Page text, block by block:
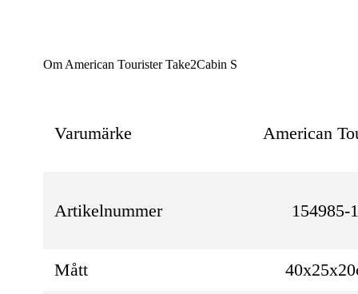
Om American Tourister Take2Cabin S
Varumärke American
Artikelnummer 154985-
Mått